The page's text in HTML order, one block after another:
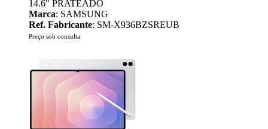
14.6" PRATEADO
Marca: SAMSUNG
Ref. Fabricante: SM-X936BZSREUB
Preço sob consulta